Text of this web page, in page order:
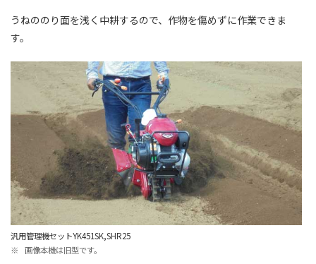
うねののり面を浅く中耕するので、作物を傷めずに作業できま
す。
汎用管理機セットYK451SK,SHR25
※
画像本機は旧型です。